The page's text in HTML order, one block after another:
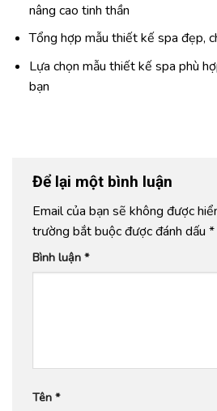
nâng cao tinh thần
Tổng hợp mẫu thiết kế spa đẹp,
Lựa chọn mẫu thiết kế spa phù
bạn
Để lại một bình luận
Email của bạn sẽ không được
trường bắt buộc được đánh dấu *
Bình luận *
Tên *